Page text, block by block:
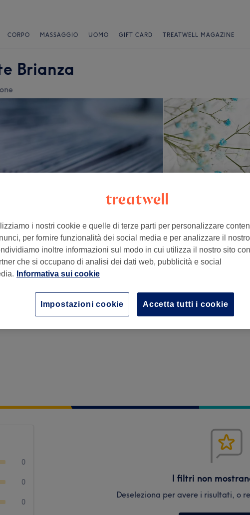
CORPO MASSAGGIO UOMO GIFT CARD TREATWELL MAGAZINE
Brianza
Monza e Brianza, 20841
0
0
0
I filtri non
Deseleziona per avere i risultati, o
i nostri cookie e quelle di terze parti per personalizzare
per fornire funzionalità dei social media e per analizzare il
inoltre informazioni sul modo in cui utilizza il nostro sito
che si occupano di analisi dei dati web, pubblicità e social
Informativa sui cookie
Accetta tutti i cookie
Impostazioni cookie